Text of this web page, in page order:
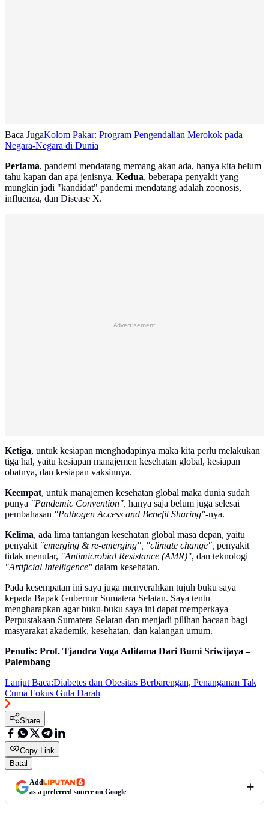
Baca JugaKolom Pakar: Program Pengendalian Merokok pada
Negara-Negara di Dunia
Pertama, pandemi mendatang memang akan ada, hanya kita belum
tahu kapan dan apa jenisnya. Kedua, beberapa penyakit yang
mungkin jadi "kandidat" pandemi mendatang adalah zoonosis,
influenza, dan Disease X.
Advertisement
Ketiga, untuk kesiapan menghadapinya maka kita perlu melakukan
tiga hal, yaitu kesiapan manajemen kesehatan global, kesiapan
obatnya, dan kesiapan vaksinnya.
Keempat, untuk manajemen kesehatan global maka dunia sudah
punya "Pandemic Convention", hanya saja belum juga selesai
pembahasan "Pathogen Access and Benefit Sharing"-nya.
Kelima, ada lima tantangan kesehatan global masa depan, yaitu
penyakit "emerging & re-emerging", "climate change", penyakit
tidak menular, "Antimicrobial Resistance (AMR)", dan teknologi
"Artificial Intelligence" dalam kesehatan.
Pada kesempatan ini saya juga menyerahkan tujuh buku saya
kepada Bapak Gubernur Sumatera Selatan. Saya tentu
mengharapkan agar buku-buku saya ini dapat memperkaya
Perpustakaan Sumatera Selatan dan menjadi pilihan bacaan bagi
masyarakat akademik, kesehatan, dan kalangan umum.
Penulis: Prof. Tjandra Yoga Aditama Dari Bumi Sriwijaya –
Palembang
Lanjut Baca:Diabetes dan Obesitas Berbarengan, Penanganan Tak
Cuma Fokus Gula Darah
Share
Copy Link
Batal
Add
as a preferred source on Google